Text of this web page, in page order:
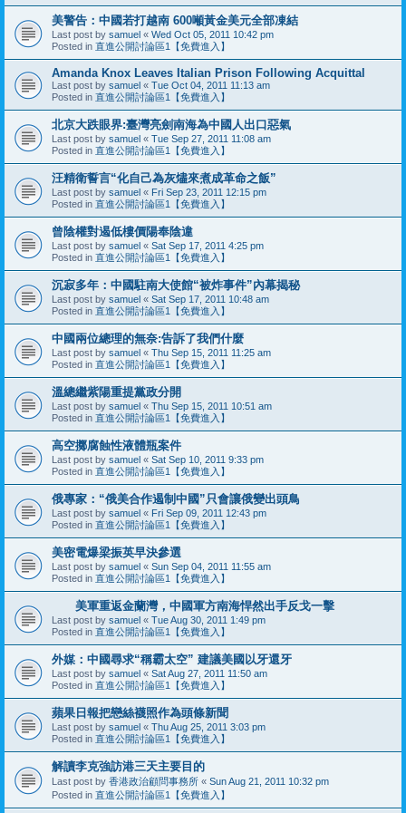
美警告：中國若打越南 600噸黃金美元全部凍結
Last post by samuel « Wed Oct 05, 2011 10:42 pm
Posted in 直進公開討論區1【免費進入】
Amanda Knox Leaves Italian Prison Following Acquittal
Last post by samuel « Tue Oct 04, 2011 11:13 am
Posted in 直進公開討論區1【免費進入】
北京大跌眼界:臺灣亮劍南海為中國人出口惡氣
Last post by samuel « Tue Sep 27, 2011 11:08 am
Posted in 直進公開討論區1【免費進入】
汪精衛誓言“化自己為灰燼來煮成革命之飯”
Last post by samuel « Fri Sep 23, 2011 12:15 pm
Posted in 直進公開討論區1【免費進入】
曾陰權對遏低樓價陽奉陰違
Last post by samuel « Sat Sep 17, 2011 4:25 pm
Posted in 直進公開討論區1【免費進入】
沉寂多年：中國駐南大使館“被炸事件”內幕揭秘
Last post by samuel « Sat Sep 17, 2011 10:48 am
Posted in 直進公開討論區1【免費進入】
中國兩位總理的無奈:告訴了我們什麼
Last post by samuel « Thu Sep 15, 2011 11:25 am
Posted in 直進公開討論區1【免費進入】
溫總繼紫陽重提黨政分開
Last post by samuel « Thu Sep 15, 2011 10:51 am
Posted in 直進公開討論區1【免費進入】
高空擲腐蝕性液體瓶案件
Last post by samuel « Sat Sep 10, 2011 9:33 pm
Posted in 直進公開討論區1【免費進入】
俄專家：“俄美合作遏制中國”只會讓俄變出頭鳥
Last post by samuel « Fri Sep 09, 2011 12:43 pm
Posted in 直進公開討論區1【免費進入】
美密電爆梁振英早決參選
Last post by samuel « Sun Sep 04, 2011 11:55 am
Posted in 直進公開討論區1【免費進入】
美軍重返金蘭灣，中國軍方南海悍然出手反戈一擊
Last post by samuel « Tue Aug 30, 2011 1:49 pm
Posted in 直進公開討論區1【免費進入】
外媒：中國尋求“稱霸太空” 建議美國以牙還牙
Last post by samuel « Sat Aug 27, 2011 11:50 am
Posted in 直進公開討論區1【免費進入】
蘋果日報把戀絲襪照作為頭條新聞
Last post by samuel « Thu Aug 25, 2011 3:03 pm
Posted in 直進公開討論區1【免費進入】
解讀李克強訪港三天主要目的
Last post by 香港政治顧問事務所 « Sun Aug 21, 2011 10:32 pm
Posted in 直進公開討論區1【免費進入】